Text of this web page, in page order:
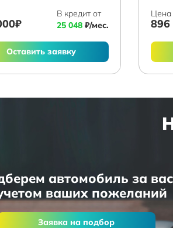
В кредит от
25 048 ₽/мес.
Оставить заявку
Цена
896
автомобиль за вас
ваших пожеланий
Заявка на подбор